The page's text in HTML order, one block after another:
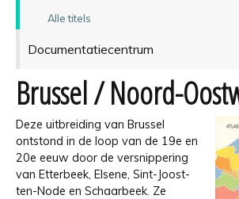
Alle titels
Documentatiecentrum
Brussel / Noord-
Deze uitbreiding van Brussel
ontstond in de loop van de 19e en
20e eeuw door de versnippering
van Etterbeek, Elsene, Sint-Joost-
ten-Node en Schaarbeek. Ze